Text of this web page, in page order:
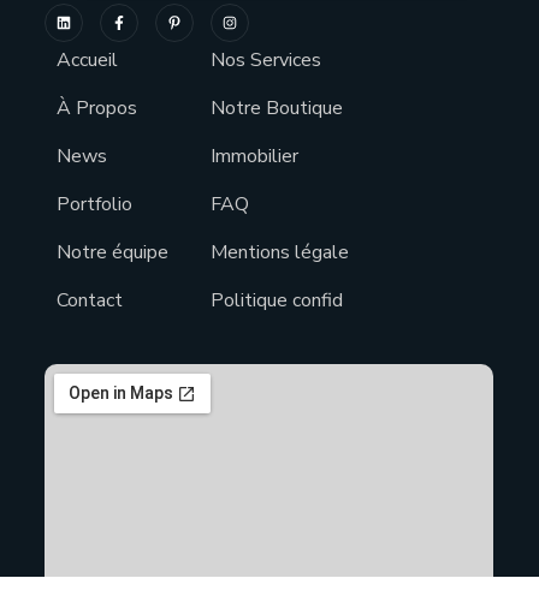
Accueil
À Propos
News
Portfolio
Notre équipe
Contact
Nos Services
Notre Boutique
Immobilier
FAQ
Mentions légale
Politique confid